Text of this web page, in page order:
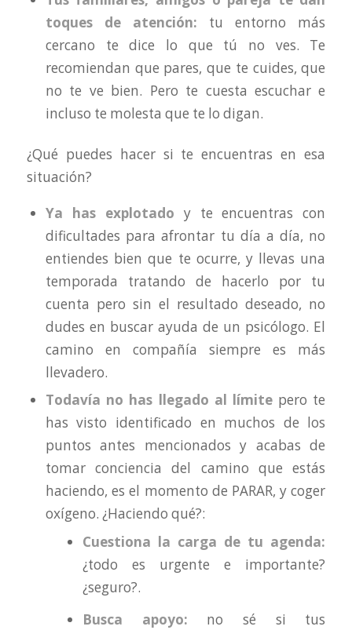
toques de atención: tu entorno más
cercano te dice lo que tú no ves. Te
recomiendan que pares, que te cuides, que
no te ve bien. Pero te cuesta escuchar e
incluso te molesta que te lo digan.
¿Qué puedes hacer si te encuentras en esa
situación?
Ya has explotado y te encuentras con
dificultades para afrontar tu día a día, no
entiendes bien que te ocurre, y llevas una
temporada tratando de hacerlo por tu
cuenta pero sin el resultado deseado, no
dudes en buscar ayuda de un psicólogo. El
camino en compañía siempre es más
llevadero.
Todavía no has llegado al límitepero te
has visto identificado en muchos de los
puntos antes mencionados y acabas de
tomar conciencia del camino que estás
haciendo, es el momento de PARAR, y coger
oxígeno. ¿Haciendo qué?:
Cuestiona la carga de tu agenda:
¿todo es urgente e importante?
¿seguro?.
Busca apoyo: no sé si tus